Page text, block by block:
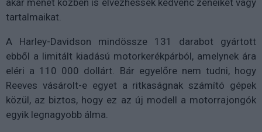
akár menet közben is élvezhessék kedvenc zenéiket vagy
tartalmaikat.
A Harley-Davidson mindössze 131 darabot gyártott
ebből a limitált kiadású motorkerékpárból, amelynek ára
eléri a 110 000 dollárt. Bár egyelőre nem tudni, hogy
Reeves vásárolt-e egyet a ritkaságnak számító gépek
közül, az biztos, hogy ez az új modell a motorrajongók
egyik legnagyobb álma.